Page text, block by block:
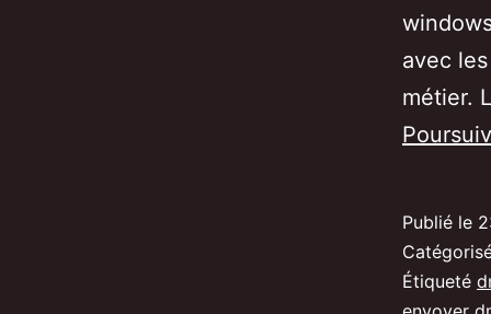
avec
métier.
Publié le
Étiqueté